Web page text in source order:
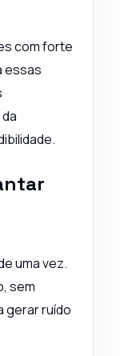
com forte
essas
uma vez.
sem
gerar ruído